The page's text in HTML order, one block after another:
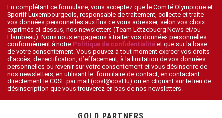
En complétant ce formulaire, vous acceptez que le Comité Olympique et
Sportif Luxembourgeois, responsable de traitement, collecte et traite
vos données personnelles aux fins de vous adresser, selon vos choix
exprimés ci-dessus, nos newsletters (Team Lëtzebuerg News et/ou
Flambeau). Nous nous engageons à traiter vos données personnelles
conformément à notre Politique de confidentialité et que sur la base
de votre consentement. Vous pouvez à tout moment exercer vos droits
d’accès, de rectification, d’effacement, à la limitation de vos données
personnelles ou revenir sur votre consentement et vous désinscrire de
nos newsletters, en utilisant le formulaire de contact, en contactant
directement le COSL par mail (cosl@cosl.lu) ou en cliquant sur le lien de
désinscription que vous trouverez en bas de nos newsletters.
GOLD PARTNERS